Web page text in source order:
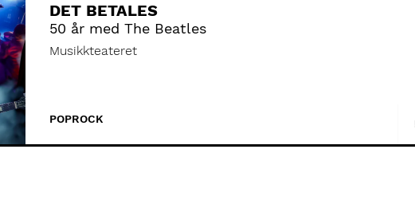
DET BETALES
50 år med The Beatles
Musikkteateret
POPROCK